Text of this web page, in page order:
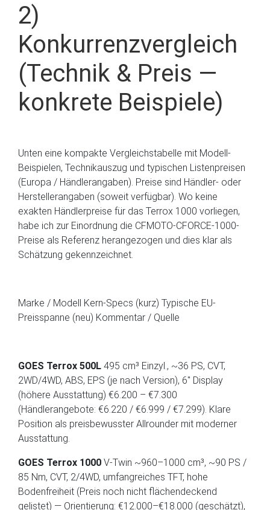
2)
Konkurrenzvergleich
(Technik & Preis —
konkrete Beispiele)
Unten eine kompakte Vergleichstabelle mit Modell-
Beispielen, Technikauszug und typischen Listenpreisen
(Europa / Händlerangaben). Preise sind Händler- oder
Herstellerangaben (soweit verfügbar). Wo keine
exakten Händlerpreise für das Terrox 1000 vorliegen,
habe ich zur Einordnung die CFMOTO-CFORCE-1000-
Preise als Referenz herangezogen und dies klar als
Schätzung gekennzeichnet.
Marke / Modell Kern-Specs (kurz) Typische EU-
Preisspanne (neu) Kommentar / Quelle
GOES Terrox 500L 495 cm³ Einzyl., ~36 PS, CVT,
2WD/4WD, ABS, EPS (je nach Version), 6″ Display
(höhere Ausstattung) €6.200 – €7.300
(Händlerangebote: €6.220 / €6.999 / €7.299). Klare
Position als preisbewusster Allrounder mit moderner
Ausstattung.
GOES Terrox 1000 V-Twin ~960–1000 cm³, ~90 PS /
85 Nm, CVT, 2/4WD, umfangreiches TFT, hohe
Bodenfreiheit (Preis noch nicht flächendeckend
gelistet) — Orientierung: €12.000–€18.000 (geschätzt),